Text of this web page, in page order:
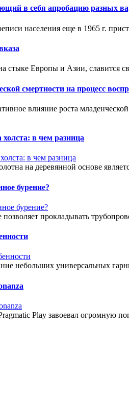
в себя апробацию разных
населения еще в 1965 г.
стыке Европы и Азии, славится
смертности на процесс
влияние роста
в чем разница
на деревянной основе
бурение?
прокладывать
небольших универсальных
Play завоевал огромную